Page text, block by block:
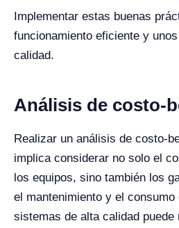
Implementar estas buenas
funcionamiento eficiente y
calidad.
Análisis de costo-
Realizar un análisis de costo-
implica considerar no solo el
los equipos, sino también los
el mantenimiento y el
sistemas de alta calidad